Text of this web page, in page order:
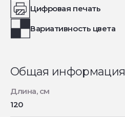
Цифровая печать
Вариативность цвета
Общая информация
Длина, см
120